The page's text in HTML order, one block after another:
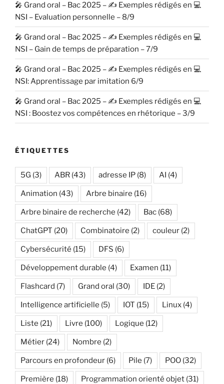
🎤 Grand oral – Bac 2025 – ✍️ Exemples rédigés en 💻
NSI – Evaluation personnelle – 8/9
🎤 Grand oral – Bac 2025 – ✍️ Exemples rédigés en 💻
NSI – Gain de temps de préparation – 7/9
🎤 Grand oral – Bac 2025 – ✍️ Exemples rédigés en 💻
NSI: Apprentissage par imitation 6/9
🎤 Grand oral – Bac 2025 – ✍️ Exemples rédigés en 💻
NSI : Boostez vos compétences en rhétorique – 3/9
ÉTIQUETTES
5G (3) ABR (43) adresse IP (8) AI (4)
Animation (43) Arbre binaire (16)
Arbre binaire de recherche (42) Bac (68)
ChatGPT (20) Combinatoire (2) couleur (2)
Cybersécurité (15) DFS (6)
Développement durable (4) Examen (11)
Flashcard (7) Grand oral (30) IDE (2)
Intelligence artificielle (5) IOT (15) Linux (4)
Liste (21) Livre (100) Logique (12)
Métier (24) Nombre (2)
Parcours en profondeur (6) Pile (7) POO (32)
Première (18) Programmation orienté objet (31)